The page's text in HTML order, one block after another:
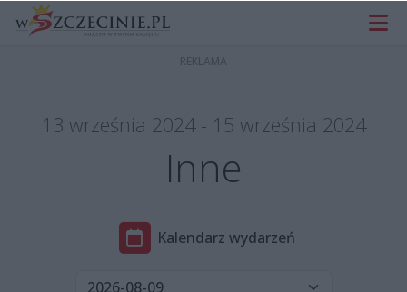
13 września 2024 - 15 września 2024
Inne
Kalendarz wydarzeń